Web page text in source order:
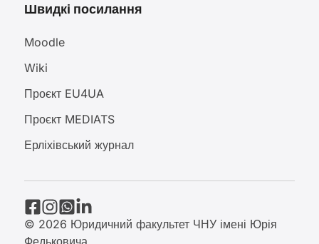
Швидкі посилання
Moodle
Wiki
Проєкт EU4UA
Проєкт MEDIATS
Ерліхівський журнал
© 2026 Юридичний факультет ЧНУ імені Юрія
Федьковича